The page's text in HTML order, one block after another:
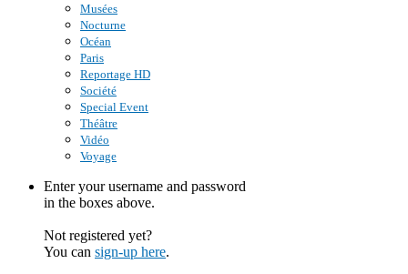
Musées
Nocturne
Océan
Paris
Reportage HD
Société
Special Event
Théâtre
Vidéo
Voyage
Enter your username and password
in the boxes above.
Not registered yet?
You can sign-up here.